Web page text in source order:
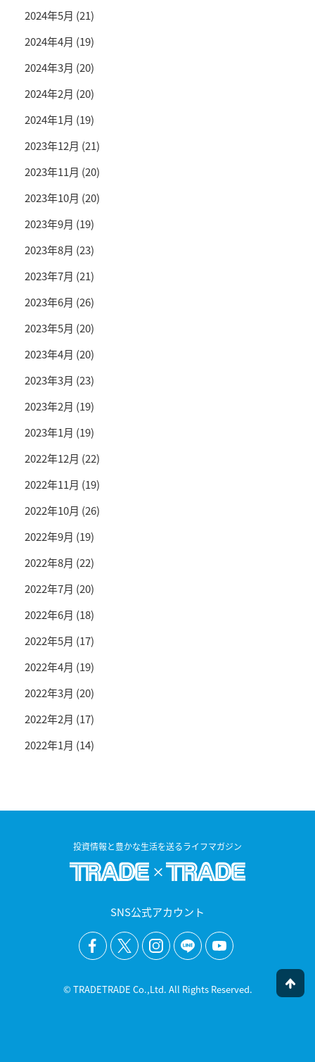
2024年5月 (21)
2024年4月 (19)
2024年3月 (20)
2024年2月 (20)
2024年1月 (19)
2023年12月 (21)
2023年11月 (20)
2023年10月 (20)
2023年9月 (19)
2023年8月 (23)
2023年7月 (21)
2023年6月 (26)
2023年5月 (20)
2023年4月 (20)
2023年3月 (23)
2023年2月 (19)
2023年1月 (19)
2022年12月 (22)
2022年11月 (19)
2022年10月 (26)
2022年9月 (19)
2022年8月 (22)
2022年7月 (20)
2022年6月 (18)
2022年5月 (17)
2022年4月 (19)
2022年3月 (20)
2022年2月 (17)
2022年1月 (14)
投資情報と豊かな生活を送るライフマガジン
SNS公式アカウント
© TRADETRADE Co.,Ltd. All Rights Reserved.